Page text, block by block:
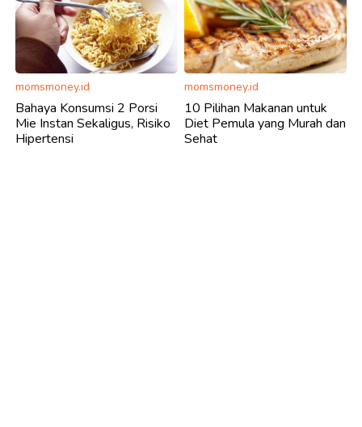
momsmoney.id
Bahaya Konsumsi 2 Porsi
Mie Instan Sekaligus, Risiko
Hipertensi
momsmoney.id
10 Pilihan Makanan untuk
Diet Pemula yang Murah dan
Sehat